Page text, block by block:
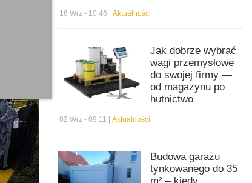
16 Wrz - 10:46 | Aktualności
Jak dobrze wybrać
wagi przemysłowe
do swojej firmy —
od magazynu po
hutnictwo
02 Wrz - 09:11 | Aktualności
Budowa garażu
tynkowanego do 35